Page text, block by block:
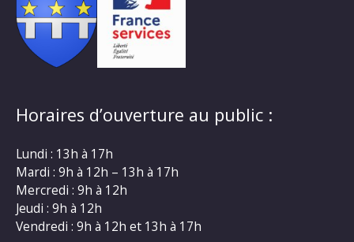
Horaires d’ouverture au public :
Lundi : 13h à 17h
Mardi : 9h à 12h – 13h à 17h
Mercredi : 9h à 12h
Jeudi : 9h à 12h
Vendredi : 9h à 12h et 13h à 17h